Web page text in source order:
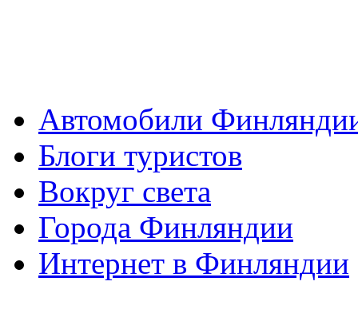
Автомобили
Блоги туристов
Вокруг света
Города Финляндии
Интернет в Финляндии